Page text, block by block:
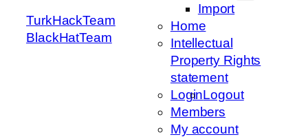
TurkHackTeam
BlackHatTeam
Import
Home
Intellectual
Property Rights
statement
LoginLogout
Members
My account